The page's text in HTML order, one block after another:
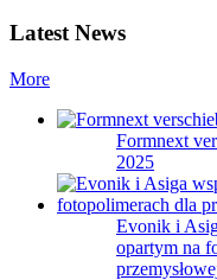
Latest News
More
Formnext
2025
Evonik i
opartym na